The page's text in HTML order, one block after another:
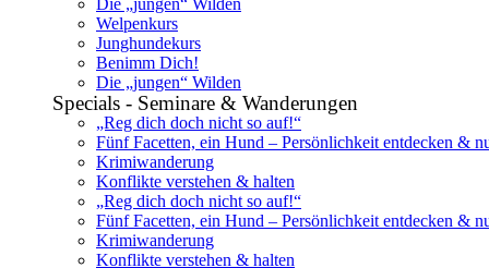
Die „jungen“ Wilden
Welpenkurs
Junghundekurs
Benimm Dich!
Die „jungen“ Wilden
Specials - Seminare & Wanderungen
„Reg dich doch nicht so auf!“
Fünf Facetten, ein Hund – Persönlichkeit entdecken &
Krimiwanderung
Konflikte verstehen & halten
„Reg dich doch nicht so auf!“
Fünf Facetten, ein Hund – Persönlichkeit entdecken &
Krimiwanderung
Konflikte verstehen & halten